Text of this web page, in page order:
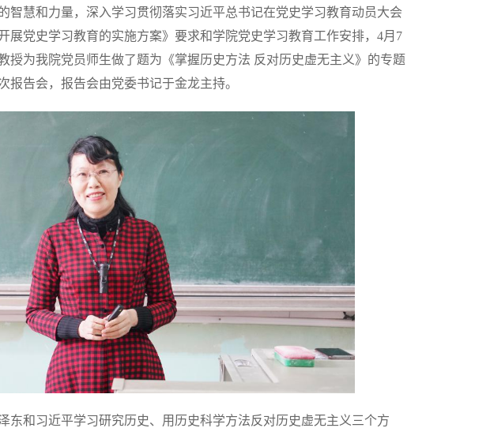
智慧和力量，深入学习贯彻落实习近平总书记在党史学习教育动员大会
展党史学习教育的实施方案》要求和学院党史学习教育工作安排，4月7
授为我院党员师生做了题为《掌握历史方法 反对历史虚无主义》的专题
告会，报告会由党委书记于金龙主持。
东和习近平学习研究历史、用历史科学方法反对历史虚无主义三个方